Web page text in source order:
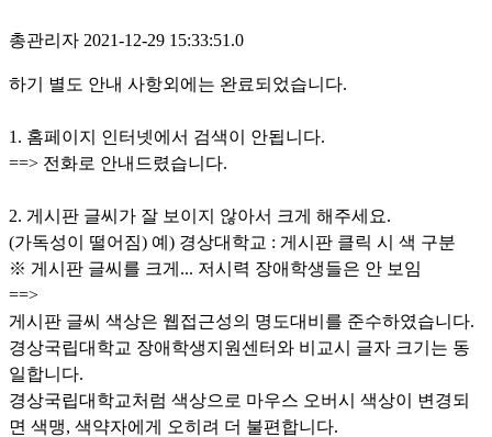
총관리자 2021-12-29 15:33:51.0
하기 별도 안내 사항외에는 완료되었습니다.
1. 홈페이지 인터넷에서 검색이 안됩니다.
==> 전화로 안내드렸습니다.
2. 게시판 글씨가 잘 보이지 않아서 크게 해주세요.
(가독성이 떨어짐) 예) 경상대학교 : 게시판 클릭 시 색 구분
※ 게시판 글씨를 크게... 저시력 장애학생들은 안 보임
==>
게시판 글씨 색상은 웹접근성의 명도대비를 준수하였습니다.
경상국립대학교 장애학생지원센터와 비교시 글자 크기는 동
일합니다.
경상국립대학교처럼 색상으로 마우스 오버시 색상이 변경되
면 색맹, 색약자에게 오히려 더 불편합니다.